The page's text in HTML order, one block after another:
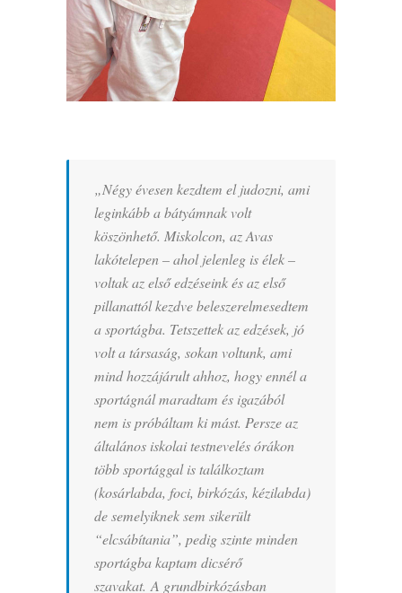
„Négy évesen kezdtem el judozni, ami
leginkább a bátyámnak volt
köszönhető. Miskolcon, az Avas
lakótelepen – ahol jelenleg is élek –
voltak az első edzéseink és az első
pillanattól kezdve beleszerelmesedtem
a sportágba. Tetszettek az edzések, jó
volt a társaság, sokan voltunk, ami
mind hozzájárult ahhoz, hogy ennél a
sportágnál maradtam és igazából
nem is próbáltam ki mást. Persze az
általános iskolai testnevelés órákon
több sportággal is találkoztam
(kosárlabda, foci, birkózás, kézilabda)
de semelyiknek sem sikerült
“elcsábítania”, pedig szinte minden
sportágba kaptam dicsérő
szavakat. A grundbirkózásban